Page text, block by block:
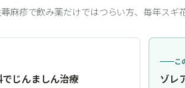
麻疹で飲み薬だけではつらい方、毎年スギ
じんましん治療
こ
ゾレ